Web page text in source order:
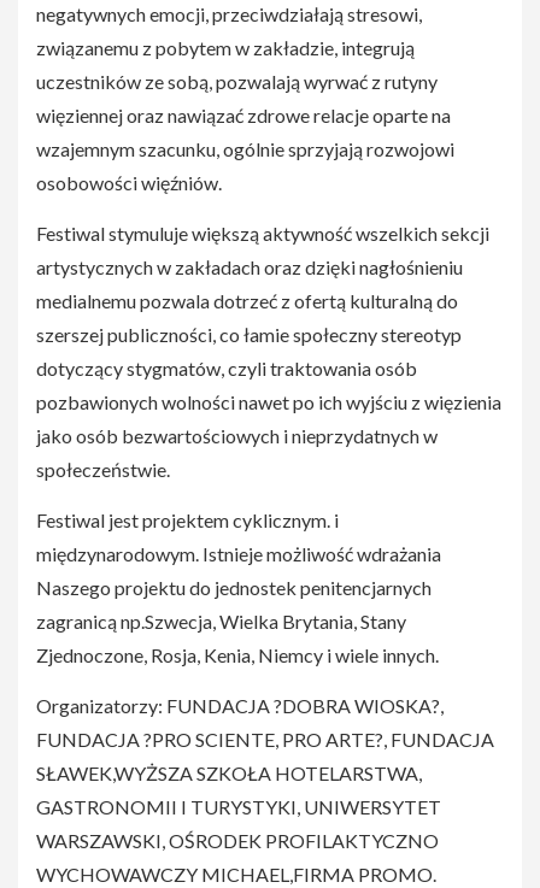
negatywnych emocji, przeciwdziałają stresowi,
związanemu z pobytem w zakładzie, integrują
uczestników ze sobą, pozwalają wyrwać z rutyny
więziennej oraz nawiązać zdrowe relacje oparte na
wzajemnym szacunku, ogólnie sprzyjają rozwojowi
osobowości więźniów.
Festiwal stymuluje większą aktywność wszelkich sekcji
artystycznych w zakładach oraz dzięki nagłośnieniu
medialnemu pozwala dotrzeć z ofertą kulturalną do
szerszej publiczności, co łamie społeczny stereotyp
dotyczący stygmatów, czyli traktowania osób
pozbawionych wolności nawet po ich wyjściu z więzienia
jako osób bezwartościowych i nieprzydatnych w
społeczeństwie.
Festiwal jest projektem cyklicznym. i
międzynarodowym. Istnieje możliwość wdrażania
Naszego projektu do jednostek penitencjarnych
zagranicą np.Szwecja, Wielka Brytania, Stany
Zjednoczone, Rosja, Kenia, Niemcy i wiele innych.
Organizatorzy: FUNDACJA ?DOBRA WIOSKA?,
FUNDACJA ?PRO SCIENTE, PRO ARTE?, FUNDACJA
SŁAWEK,WYŻSZA SZKOŁA HOTELARSTWA,
GASTRONOMII I TURYSTYKI, UNIWERSYTET
WARSZAWSKI, OŚRODEK PROFILAKTYCZNO
WYCHOWAWCZY MICHAEL,FIRMA PROMO.